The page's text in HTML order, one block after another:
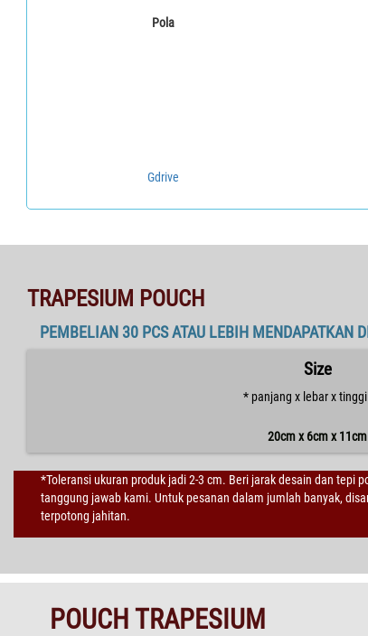
Pola
Gdrive
TRAPESIUM POUCH
PEMBELIAN 30 PCS ATAU LEBIH MENDAPATKAN
Size
* panjang x lebar x
20cm x 6cm x 11cm
*Toleransi ukuran produk jadi 2-3 cm. Beri jarak desain dan tepi
tanggung jawab kami. Untuk pesanan dalam jumlah banyak,
terpotong jahitan.
POUCH TRAPESIUM